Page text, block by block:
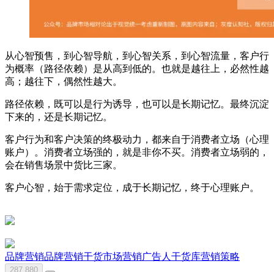
从心智预售，到心智导航，到心智关系，到心智流量，客户行
为概率（路径依赖）是从高到低的。也就是越往上，必然性越
高；越往下，偶然性越大。
路径依赖，既可以是行为诱导，也可以是长期记忆。最终沉淀
下来的，还是长期记忆。
客户行为和客户决策的终极动力，都来自于消费者立场（心理
账户）。消费者立场强的，就是非你不买。消费者立场弱的，
会在销售场景中货比三家。
客户心智，始于需求定位，成于长期记忆，终于心理账户。
品牌营销品牌营销干货市场营销广告人干货库营销策略
287,880